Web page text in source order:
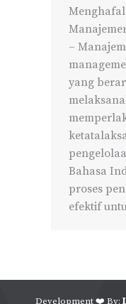
Menghafal
–
yang
Bahasa
proses
efektif
Development ❤️ By: